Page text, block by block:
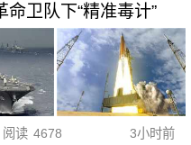
卫队下“精准毒计”
阅读 4678 3小时前